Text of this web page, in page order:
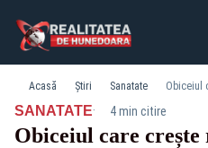
Acasă Știri Sanatate
SANATATE· 4 min citire
Obiceiul care